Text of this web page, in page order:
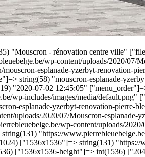
- rénovation centre ville"
wp-content/uploads/2020/07/
mouscron-esplanade-yzerbyt-
string(58) "mouscron-esplanade-
"2020-07-02 12:45:05"
wp-includes/images/media/
esplanade-yzerbyt-renovation-
uploads/2020/07/Mouscron-
wp-content/uploads/
"https://
["1536x1536"]=> string(131) "https://
["1536x1536-height"]=> int(1536)